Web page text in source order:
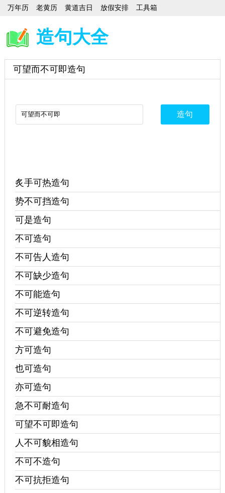
万年历 老黄历 黄道吉日 放假安排 工具箱
造句大全
可望而不可即造句
炙手可热造句
势不可挡造句
可是造句
不可造句
不可告人造句
不可缺少造句
不可能造句
不可逆转造句
不可避免造句
方可造句
也可造句
亦可造句
急不可耐造句
可望不可即造句
人不可貌相造句
不可不造句
不可抗拒造句